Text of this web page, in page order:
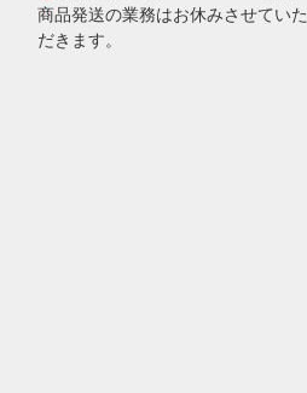
商品発送の業務はお休みさせていた
だきます。